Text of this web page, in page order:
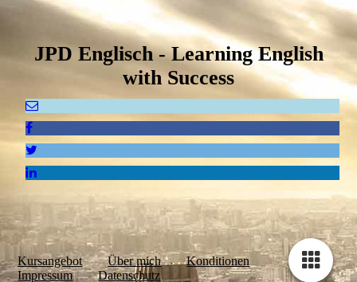
JPD Englisch- Learning English
with Success
Kursangebot Über mich
Konditionen
Impressum
Datenschutz